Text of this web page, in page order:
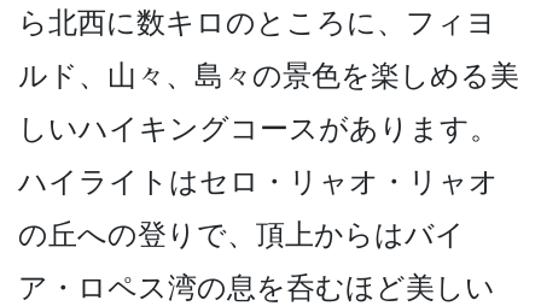
ら北西に数キロのところに、フィヨ
ルド、山々­、島々の景色を楽しめる美
しいハイキングコースがあ­ります。
ハイライトはセロ・リャオ・リャオ
の丘への­登りで、頂上からはバイ
ア・ロペス湾の息を呑むほど­美しい